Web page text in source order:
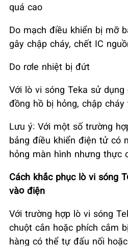
quá cao
Do mạch điều khiển bị mỡ
gây chập cháy, chết IC
Do rơle nhiệt bị đứt
Với lò vi sóng Teka sử
đồng hồ bị hỏng, chập
Lưu ý: Với một số trường
bảng điều khiển điện tử có
hỏng màn hình nhưng thực
Cách khắc phục lò vi sóng
vào điện
Với trường hợp lò vi sóng
chuột cắn hoặc phích cắm
hàng có thể tự đấu nối